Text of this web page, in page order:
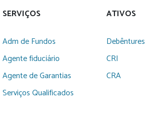
SERVIÇOS
Adm de Fundos
Agente fiduciário
Agente de Garantias
Serviços Qualificados
ATIVOS
Debêntures
CRI
CRA